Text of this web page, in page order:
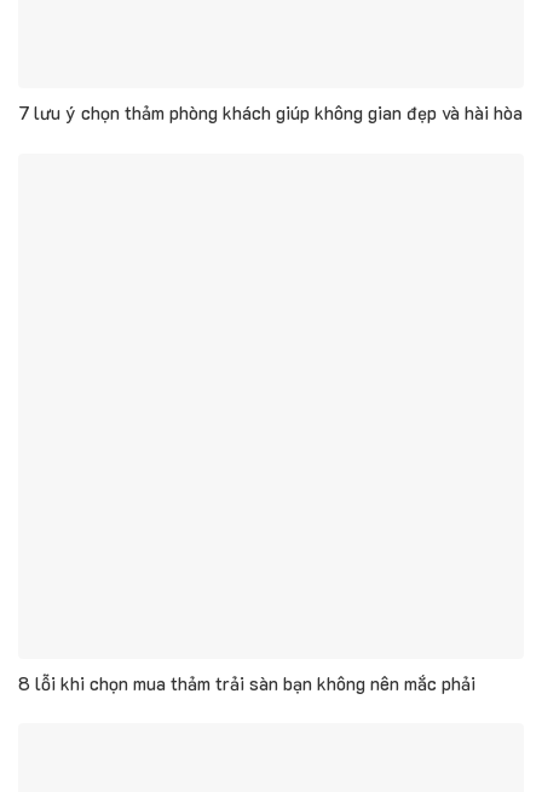
7 lưu ý chọn thảm phòng khách giúp không gian đẹp và hài hòa
8 lỗi khi chọn mua thảm trải sàn bạn không nên mắc phải